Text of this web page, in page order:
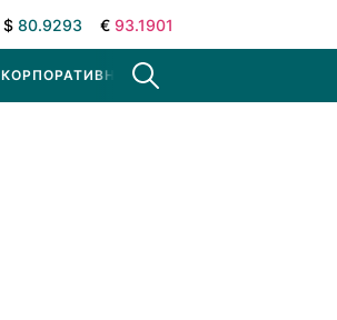
$ 80.9293 € 93.1901
КОРПОРАТИВНЫЕ НОВОСТИ